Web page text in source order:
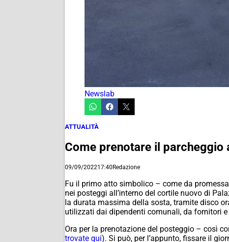
Newslab
ATTUALITÀ
Come prenotare il parcheggio
09/09/202217:40Redazione
Fu il primo atto simbolico – come da
nei posteggi all’interno del cortile nuovo di
la durata massima della sosta, tramite disco
utilizzati dai dipendenti comunali, da fornitori
Ora per la prenotazione del posteggio – così
trovate qui). Si può, per l’appunto, fissare il